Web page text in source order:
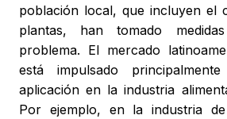
población local, que incluyen el
plantas, han tomado
problema. El mercado
está impulsado
aplicación en la industria
Por ejemplo, en la industria